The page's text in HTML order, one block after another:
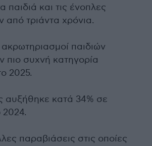
παιδιά και τις ένοπλες
από τριάντα χρόνια.
ακρωτηριασμοί παιδιών
πιο συχνή κατηγορία
2025.
αυξήθηκε κατά 34% σε
2024.
παραβιάσεις στις οποίες